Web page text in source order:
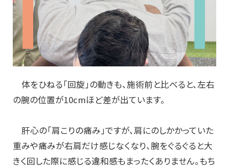
体をひねる「回旋」の動きも、施術前と比べると、左右
の腕の位置が10cmほど差が出ています。
肝心の「肩こりの痛み」ですが、肩にのしかかっていた
重みや痛みが右肩だけ感じなくなり、腕をぐるぐると大
きく回した際に感じる違和感もまったくありません。もち